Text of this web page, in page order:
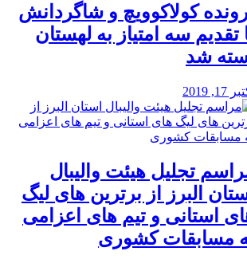
کولاکوویچ و شاگردانش
تقدیم سه امتیاز به لهستان
شد
17, 2019
تجلیل هیئت والیبال
البرز از برترین های لیگ
استانی و تیم های اعزامی
مسابقات کشوری